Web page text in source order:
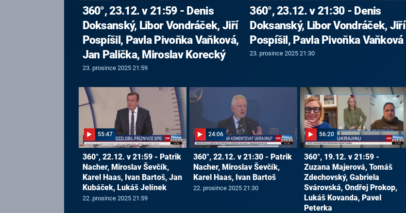
360°, 23.12. v 21:59 - Denis
Doksanský, Libor Vondráček, Jiří
Pospíšil, Pavla Pivoňka Vaňková,
Jan Palička, Miroslav Korecký
23. prosince 2025 21:59
360°, 23.12. v 21:30 - Denis
Doksanský, Libor Vondráček, Jiří
Pospíšil, Pavla Pivoňka Vaňková
23. prosince 2025 21:30
55:47
360°, 22.12. v 21:59 - Patrik
Nacher, Miroslav Ševčík,
Karel Haas, Ivan Bartoš, Jan
Kubáček, Lukáš Jelínek
22. prosince 2025 21:59
24:06
360°, 22.12. v 21:30 - Patrik
Nacher, Miroslav Ševčík,
Karel Haas, Ivan Bartoš
22. prosince 2025 21:30
56:20
360°, 19.12. v 21:59 -
Zuzana Majerová, Tomáš
Zdechovský, Gabriela
Svárovská, Ondřej Prokop,
Lukáš Kovanda, Pavel
Peterka